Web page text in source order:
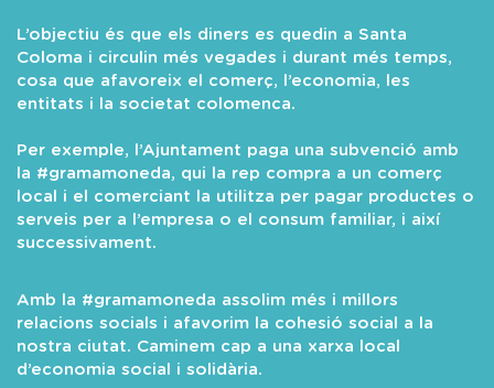
L’objectiu és que els diners es quedin a Santa
Coloma i circulin més vegades i durant més temps,
cosa que afavoreix el comerç, l’economia, les
entitats i la societat colomenca.
Per exemple, l’Ajuntament paga una subvenció amb
la #gramamoneda, qui la rep compra a un comerç
local i el comerciant la utilitza per pagar productes o
serveis per a l’empresa o el consum familiar, i així
successivament.
Amb la #gramamoneda assolim més i millors
relacions socials i afavorim la cohesió social a la
nostra ciutat. Caminem cap a una xarxa local
d’economia social i solidària.